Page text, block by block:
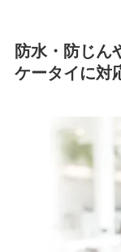
防水・防じん
ケータイに対